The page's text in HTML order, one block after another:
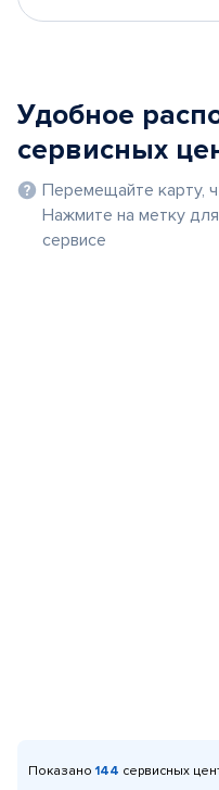
Удобное
сервисных
Перемещайте карту,
Нажмите на метку
сервисе
Показано 144 сервисных